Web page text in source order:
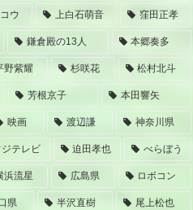
ウ 上白石萌音 窪田正孝
鎌倉殿の13人 本郷奏多
野紫耀 杉咲花 松村北斗
芳根京子 本田響矢
映画 渡辺謙 神奈川県
ジテレビ 迫田孝也 べらぼう
浜流星 広島県 ロボコン
県 半沢直樹 尾上松也